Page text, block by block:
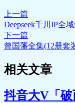
上一篇
Deepseek千川IP全
下一篇
曾国藩全集(12册套
相关文章
抖音大V「